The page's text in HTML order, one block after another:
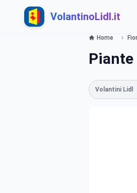
VolantinoLidl.it
Home
Volantini Lidl